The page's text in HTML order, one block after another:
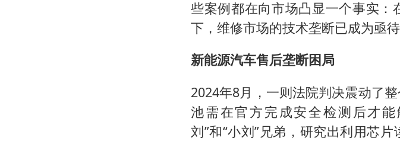
些案例都在向市场凸显一个事实
下，维修市场的技术垄断已成为亟待
新能源汽车售后垄断困局
2024年8月，一则法院判决震动了
池需在官方完成安全检测后才
刘”和“小刘”兄弟，研究出利用芯